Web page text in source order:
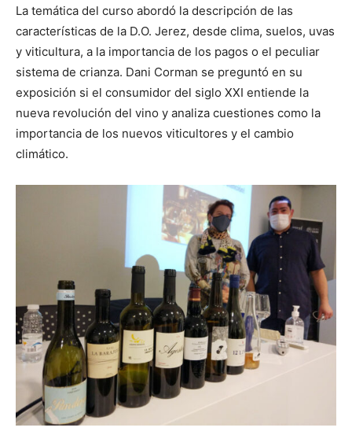
La temática del curso abordó la descripción de las
características de la D.O. Jerez, desde clima, suelos, uvas
y viticultura, a la importancia de los pagos o el peculiar
sistema de crianza. Dani Corman se preguntó en su
exposición si el consumidor del siglo XXI entiende la
nueva revolución del vino y analiza cuestiones como la
importancia de los nuevos viticultores y el cambio
climático.